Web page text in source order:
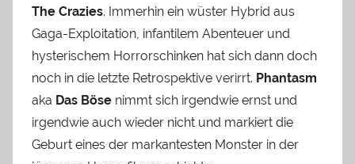
The Crazies. Immerhin ein wüster Hybrid aus
Gaga-Exploitation, infantilem Abenteuer und
hysterischem Horrorschinken hat sich dann doch
noch in die letzte Retrospektive verirrt. Phantasm
aka Das Böse nimmt sich irgendwie ernst und
irgendwie auch wieder nicht und markiert die
Geburt eines der markantesten Monster in der